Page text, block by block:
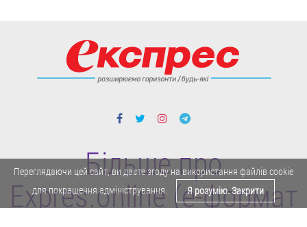
Більше про
Expres.online (e-формат
Переглядаючи цей сайт, ви даєте згоду на використання файлів cookie
для покращення адміністрування.
Я розумію. Закрити